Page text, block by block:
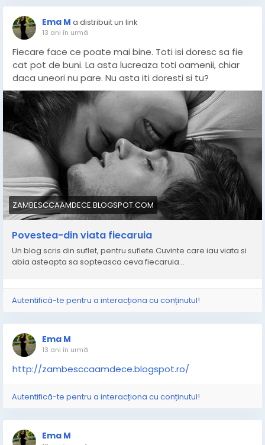
Ema M a distribuit un link
13 ani în urmă
Fiecare face ce poate mai bine. Toti isi doresc sa fie
cat pot de buni. La asta lucreaza toti oamenii, chiar
daca uneori nu pare. Nu asta iti doresti si tu?
ZAMBESCCAAMDECE.BLOGSPOT.COM
Povestea-din viata fiecaruia
Un blog scris din suflet, pentru suflete.Cuvinte care iau viata si
abia asteapta sa sopteasca ceva fiecaruia...
Autentifică-te pentru a interacționa cu conținutul!
Ema M
13 ani în urmă
http://zambesccaamdece.blogspot.ro/
Autentifică-te pentru a interacționa cu conținutul!
Ema M